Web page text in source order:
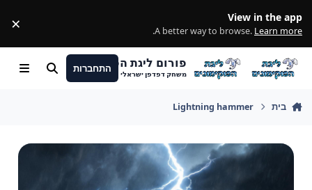
View in the app
A better way to browse. Learn more
.
×
פורום ליגת הפוקימונים
משחק דפדפן ישראלי
התחברות חיפוש Menu
בית Lightning hammer